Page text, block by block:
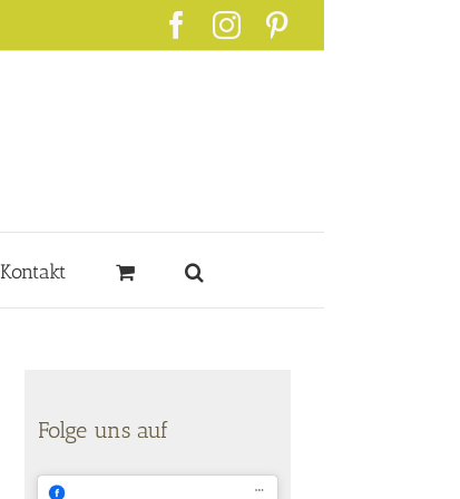
Facebook
Instagram
Kontakt
Folge uns auf